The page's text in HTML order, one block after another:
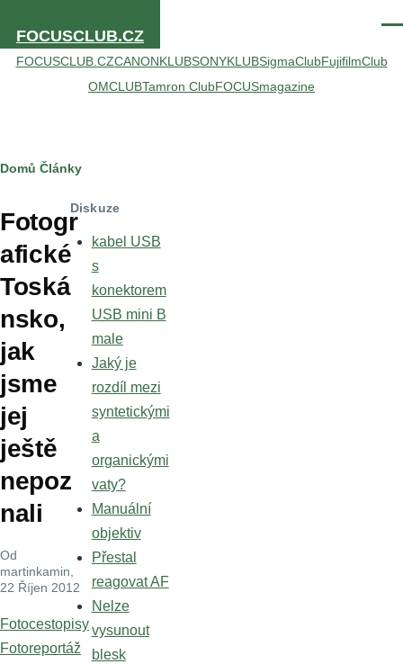
FOCUSCLUB.CZ
FOCUSCLUB.CZCANONKLUBSONYKLUBSigmaClubFujifilmClub
OMCLUBTamron ClubFOCUSmagazine
Drobečková
navigace
Domů Články
Fotogr
afické
Toská
nsko,
jak
jsme
jej
ještě
nepoz
nali
Od
martinkamin
22 Říjen 2012
Fotocestopisy
Fotoreportáž
Diskuze
kabel USB
s
konektorem
USB mini B
male
Jaký je
rozdíl mezi
syntetickými
a
organickými
vaty?
Manuální
objektiv
Přestal
reagovat AF
Nelze
vysunout
blesk